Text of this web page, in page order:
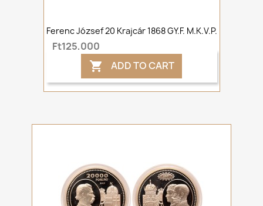
Ferenc József 20 Krajcár 1868 GY.F. M.K.V.P.
Ft125,000
 ADD TO CART